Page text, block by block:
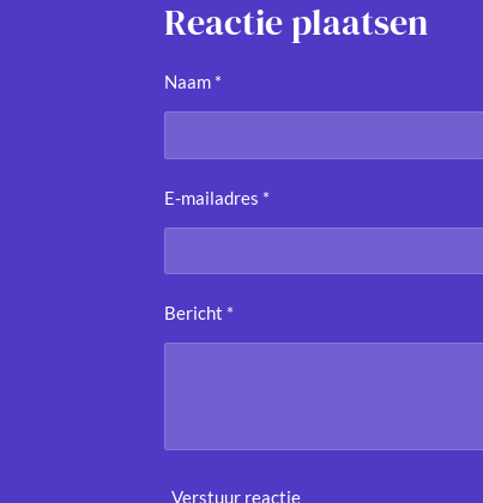
n
r
e
Reactie plaatsen
Naam *
E-mailadres *
Bericht *
Verstuur reactie